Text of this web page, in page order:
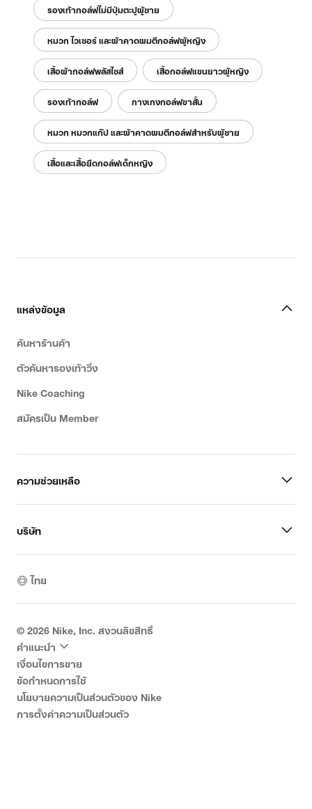
รองเท้ากอล์ฟไม่มีปุ่มตะปูผู้ชาย
หมวก ไวเซอร์ และผ้าคาดผมตีกอล์ฟผู้หญิง
เสื้อผ้ากอล์ฟพลัสไซส์
เสื้อกอล์ฟแขนยาวผู้หญิง
รองเท้ากอล์ฟ
กางเกงกอล์ฟขาสั้น
หมวก หมวกแก๊ป และผ้าคาดผมตีกอล์ฟสำหรับผู้ชาย
เสื้อและเสื้อยืดกอล์ฟเด็กหญิง
แหล่งข้อมูล
ค้นหาร้านค้า
ตัวค้นหารองเท้าวิ่ง
Nike Coaching
สมัครเป็น Member
ความช่วยเหลือ
บริษัท
ไทย
©2026Nike, Inc. สงวนลิขสิทธิ์
คำแนะนำ
เงื่อนไขการขาย
ข้อกำหนดการใช้
นโยบายความเป็นส่วนตัวของ Nike
การตั้งค่าความเป็นส่วนตัว